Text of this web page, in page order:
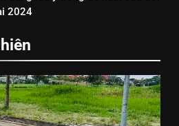
2024